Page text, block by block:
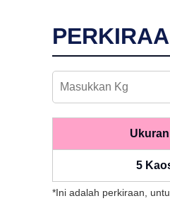
5
*Ini adalah perkiraan,